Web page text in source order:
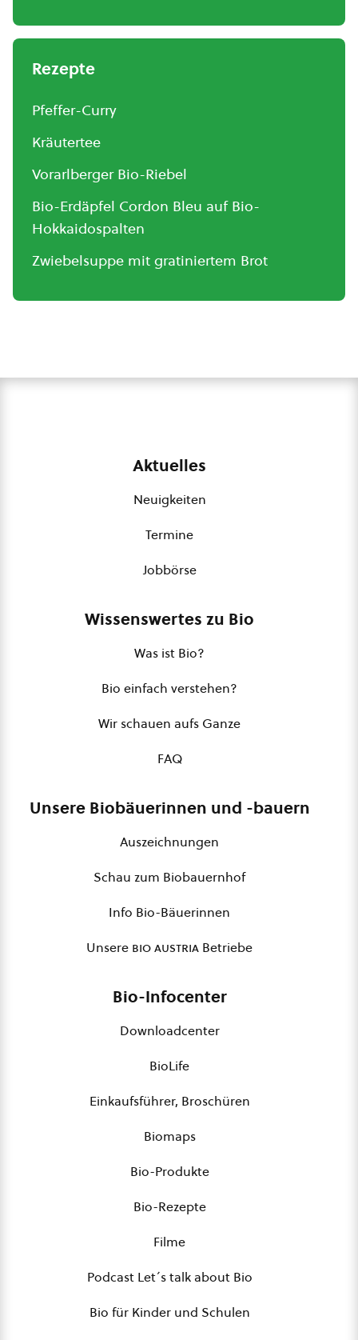
Rezepte
Pfeffer-Curry
Kräutertee
Vorarlberger Bio-Riebel
Bio-Erdäpfel Cordon Bleu auf Bio-
Hokkaidospalten
Zwiebelsuppe mit gratiniertem Brot
Aktuelles
Neuigkeiten
Termine
Jobbörse
Wissenswertes zu Bio
Was ist Bio?
Bio einfach verstehen?
Wir schauen aufs Ganze
FAQ
Unsere Biobäuerinnen und -bauern
Auszeichnungen
Schau zum Biobauernhof
Info Bio-Bäuerinnen
Unsere bio austria Betriebe
Bio-Infocenter
Downloadcenter
BioLife
Einkaufsführer, Broschüren
Biomaps
Bio-Produkte
Bio-Rezepte
Filme
Podcast Let´s talk about Bio
Bio für Kinder und Schulen